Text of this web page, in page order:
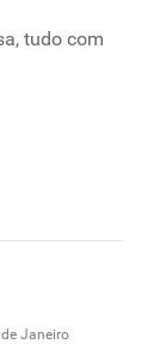
tudo com
Janeiro